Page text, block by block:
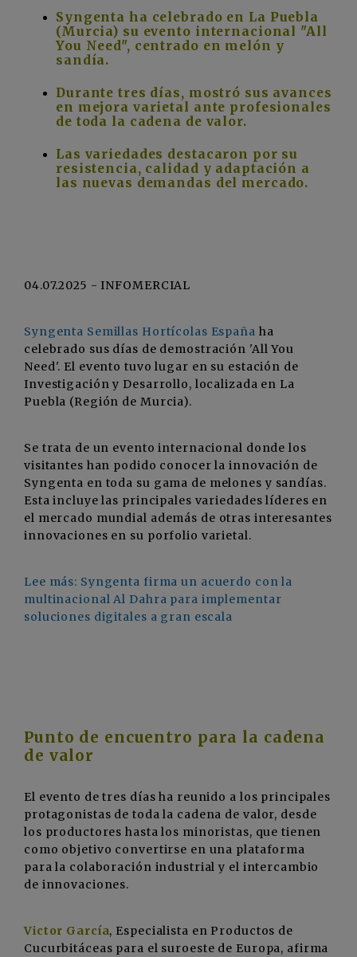
Syngenta ha celebrado en La Puebla
(Murcia) su evento internacional "All
You Need", centrado en melón y
sandía.
Durante tres días, mostró sus avances
en mejora varietal ante profesionales
de toda la cadena de valor.
Las variedades destacaron por su
resistencia, calidad y adaptación a
las nuevas demandas del mercado.
04.07.2025 - INFOMERCIAL
Syngenta Semillas Hortícolas España ha
celebrado sus días de demostración 'All You
Need'. El evento tuvo lugar en su estación de
Investigación y Desarrollo, localizada en La
Puebla (Región de Murcia).
Se trata de un evento internacional donde los
visitantes han podido conocer la innovación de
Syngenta en toda su gama de melones y sandías.
Esta incluye las principales variedades líderes en
el mercado mundial además de otras interesantes
innovaciones en su porfolio varietal.
Lee más: Syngenta firma un acuerdo con la
multinacional Al Dahra para implementar
soluciones digitales a gran escala
Punto de encuentro para la cadena
de valor
El evento de tres días ha reunido a los principales
protagonistas de toda la cadena de valor, desde
los productores hasta los minoristas, que tienen
como objetivo convertirse en una plataforma
para la colaboración industrial y el intercambio
de innovaciones.
Victor García, Especialista en Productos de
Cucurbitáceas para el suroeste de Europa, afirma